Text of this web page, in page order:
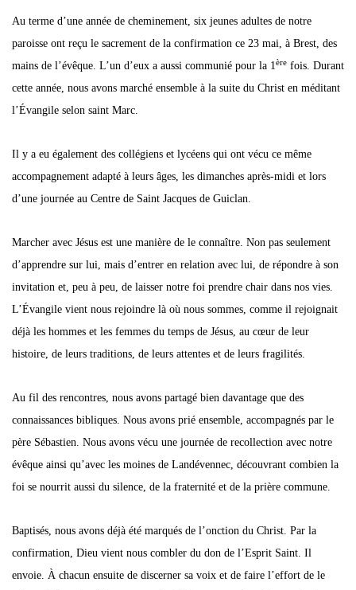
Au terme d’une année de cheminement, six jeunes adultes de notre
paroisse ont reçu le sacrement de la confirmation ce 23 mai, à Brest, des
mains de l’évêque. L’un d’eux a aussi communié pour la 1ère fois. Durant
cette année, nous avons marché ensemble à la suite du Christ en méditant
l’Évangile selon saint Marc.
Il y a eu également des collégiens et lycéens qui ont vécu ce même
accompagnement adapté à leurs âges, les dimanches après-midi et lors
d’une journée au Centre de Saint Jacques de Guiclan.
Marcher avec Jésus est une manière de le connaître. Non pas seulement
d’apprendre sur lui, mais d’entrer en relation avec lui, de répondre à son
invitation et, peu à peu, de laisser notre foi prendre chair dans nos vies.
L’Évangile vient nous rejoindre là où nous sommes, comme il rejoignait
déjà les hommes et les femmes du temps de Jésus, au cœur de leur
histoire, de leurs traditions, de leurs attentes et de leurs fragilités.
Au fil des rencontres, nous avons partagé bien davantage que des
connaissances bibliques. Nous avons prié ensemble, accompagnés par le
père Sébastien. Nous avons vécu une journée de recollection avec notre
évêque ainsi qu’avec les moines de Landévennec, découvrant combien la
foi se nourrit aussi du silence, de la fraternité et de la prière commune.
Baptisés, nous avons déjà été marqués de l’onction du Christ. Par la
confirmation, Dieu vient nous combler du don de l’Esprit Saint. Il
envoie. À chacun ensuite de discerner sa voix et de faire l’effort de le